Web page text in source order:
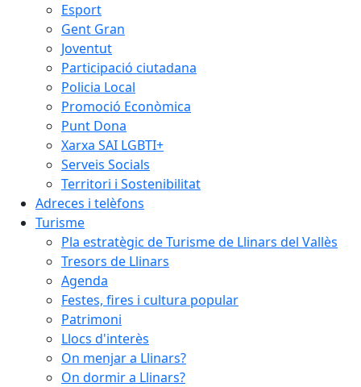
Esport
Gent Gran
Joventut
Participació ciutadana
Policia Local
Promoció Econòmica
Punt Dona
Xarxa SAI LGBTI+
Serveis Socials
Territori i Sostenibilitat
Adreces i telèfons
Turisme
Pla estratègic de Turisme de Llinars del Vallès
Tresors de Llinars
Agenda
Festes, fires i cultura popular
Patrimoni
Llocs d'interès
On menjar a Llinars?
On dormir a Llinars?